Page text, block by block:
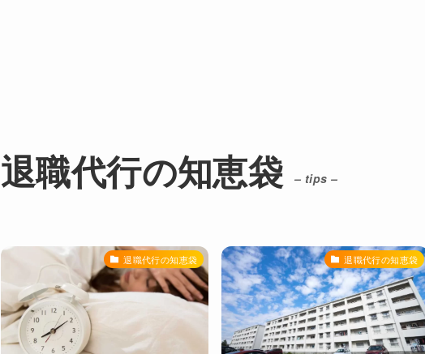
退職代行の知恵袋 – tips –
退職代行の知恵袋 退職代行の知恵袋